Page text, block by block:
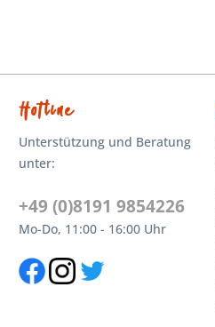
Hotline
Unterstützung und Beratung
unter:
+49 (0)8191 9854226
Mo-Do, 11:00 - 16:00 Uhr